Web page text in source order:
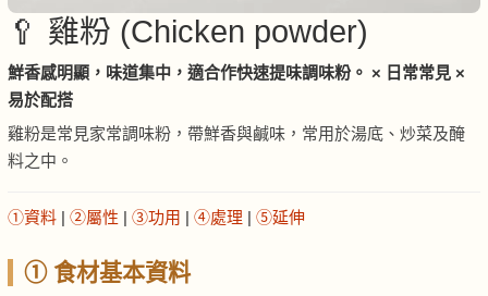
🥄 雞粉 (Chicken powder)
鮮香感明顯，味道集中，適合作快速提味調味粉。 × 日常常見 ×
易於配搭
雞粉是常見家常調味粉，帶鮮香與鹹味，常用於湯底、炒菜及醃
料之中。
①資料 | ②屬性 | ③功用 | ④處理 | ⑤延伸
① 食材基本資料